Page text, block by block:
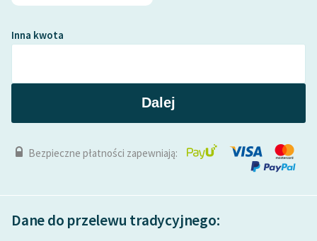
Dane fundacji i
Informacja o treściach
Inna kwota
Dalej
Bezpieczne płatności zapewniają:
Dane do przelewu tradycyjnego: